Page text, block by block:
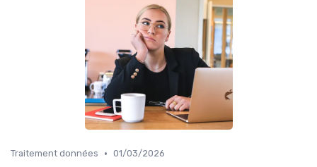
Traitement données • 01/03/2026